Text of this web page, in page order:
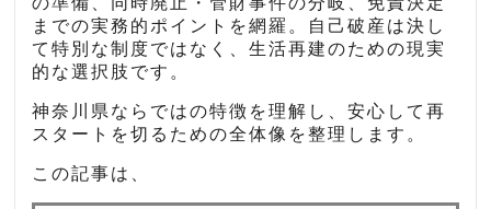
までの実務的ポイントを網羅。自己破産は決し
て特別な制度ではなく、生活再建のための現実
的な選択肢です。
神奈川県ならではの特徴を理解し、安心して再
スタートを切るための全体像を整理します。
この記事は、